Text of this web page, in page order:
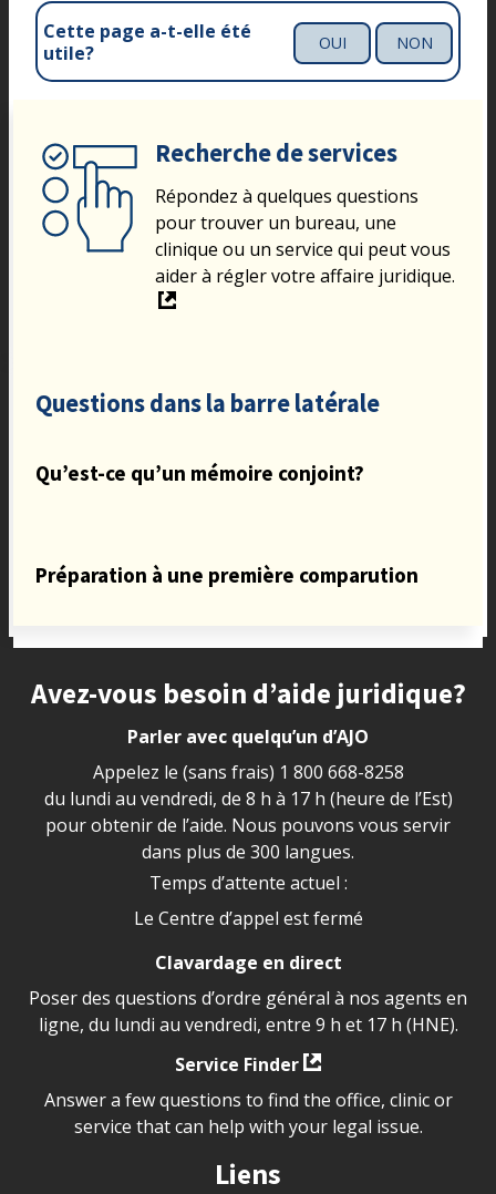
Cette page a-t-elle été
utile?
OUI NON
Recherche de services
Répondez à quelques questions
pour trouver un bureau, une
clinique ou un service qui peut vous
aider à régler votre affaire juridique.
Questions dans la barre latérale
Qu’est-ce qu’un mémoire conjoint?
Préparation à une première comparution
Site footer
Avez-vous besoin d’aide juridique?
Parler avec quelqu’un d’AJO
Appelez le (sans frais) 1 800 668-8258
du lundi au vendredi, de 8 h à 17 h (heure de l’Est)
pour obtenir de l’aide. Nous pouvons vous servir
dans plus de 300 langues.
Temps d’attente actuel :
Le Centre d’appel est fermé
Clavardage en direct
Poser des questions d’ordre général à nos agents en
ligne, du lundi au vendredi, entre 9 h et 17 h (HNE).
Service Finder
Answer a few questions to find the office, clinic or
service that can help with your legal issue.
Liens